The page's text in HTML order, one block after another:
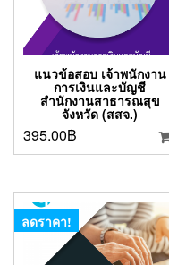
แนวข้อสอบ เจ้าพนักงาน
การเงินและบัญชี
สำนักงานสาธารณสุข
จังหวัด (สสจ.)
395.00฿
ลดราคา!